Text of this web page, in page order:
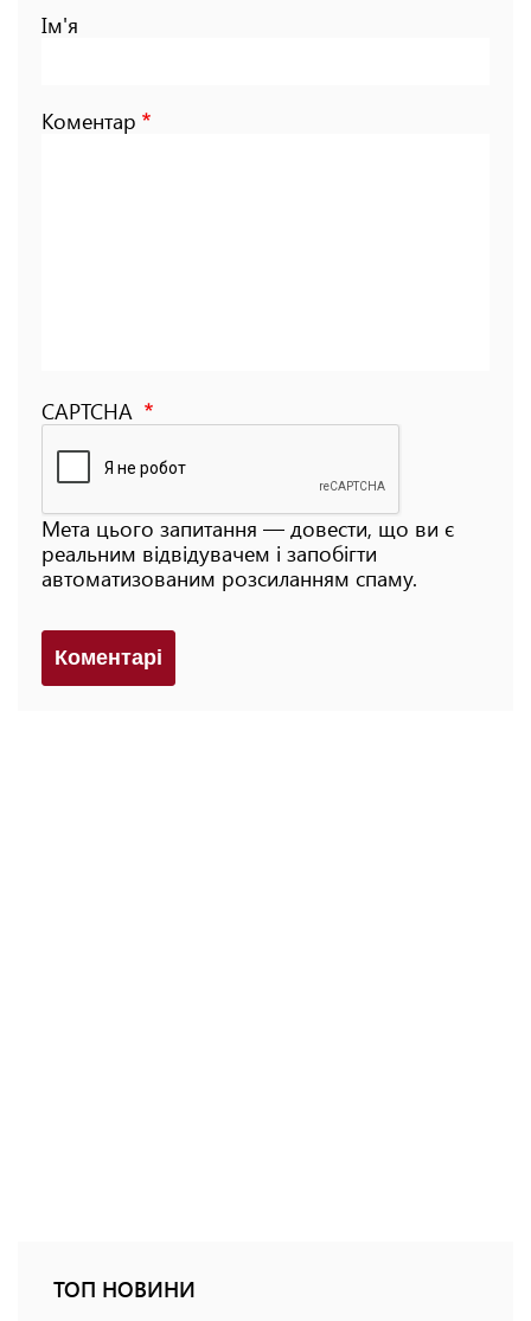
Ім'я
Коментар
CAPTCHA
Мета цього запитання — довести, що ви є
реальним відвідувачем і запобігти
автоматизованим розсиланням спаму.
Коментарi
ТОП НОВИНИ